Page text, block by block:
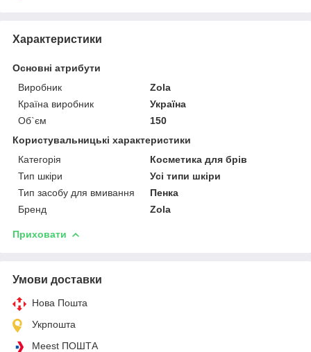
Характеристики
Основні атрибути
Виробник
Zola
Країна виробник
Україна
Об`єм
150
Користувальницькі характеристики
Категорія
Косметика для брів
Тип шкіри
Усі типи шкіри
Тип засобу для вмивання
Пенка
Бренд
Zola
Приховати
Умови доставки
Нова Пошта
Укрпошта
Meest ПОШТА